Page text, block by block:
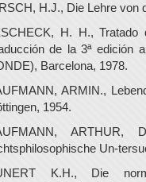
H.J., Die Lehre von
H. H., Tratado
de la 3ª edición
Barcelona, 1978.
ARMIN.,
1954.
ARTHUR,
Un-
K.H., Die